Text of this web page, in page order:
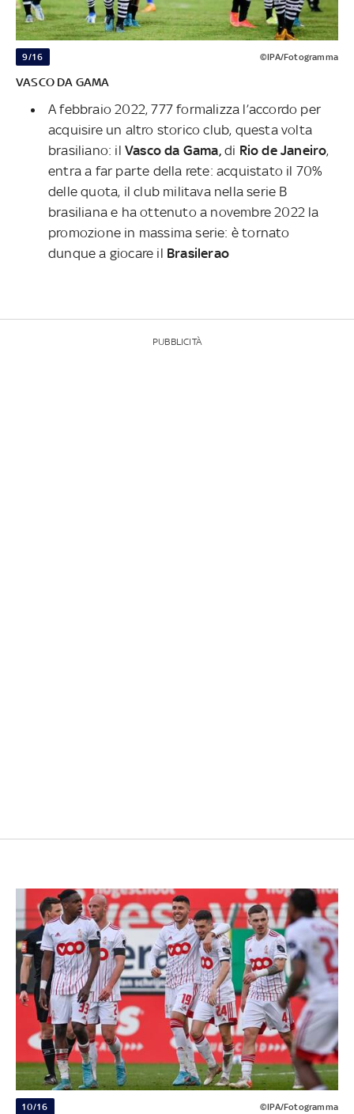
9/16 ©IPA/Fotogramma
VASCO DA GAMA
A febbraio 2022, 777 formalizza l’accordo per
acquisire un altro storico club, questa volta
brasiliano: il Vasco da Gama, di Rio de Janeiro,
entra a far parte della rete: acquistato il 70%
delle quota, il club militava nella serie B
brasiliana e ha ottenuto a novembre 2022 la
promozione in massima serie: è tornato
dunque a giocare il Brasilerao
PUBBLICITÀ
10/16 ©IPA/Fotogramma